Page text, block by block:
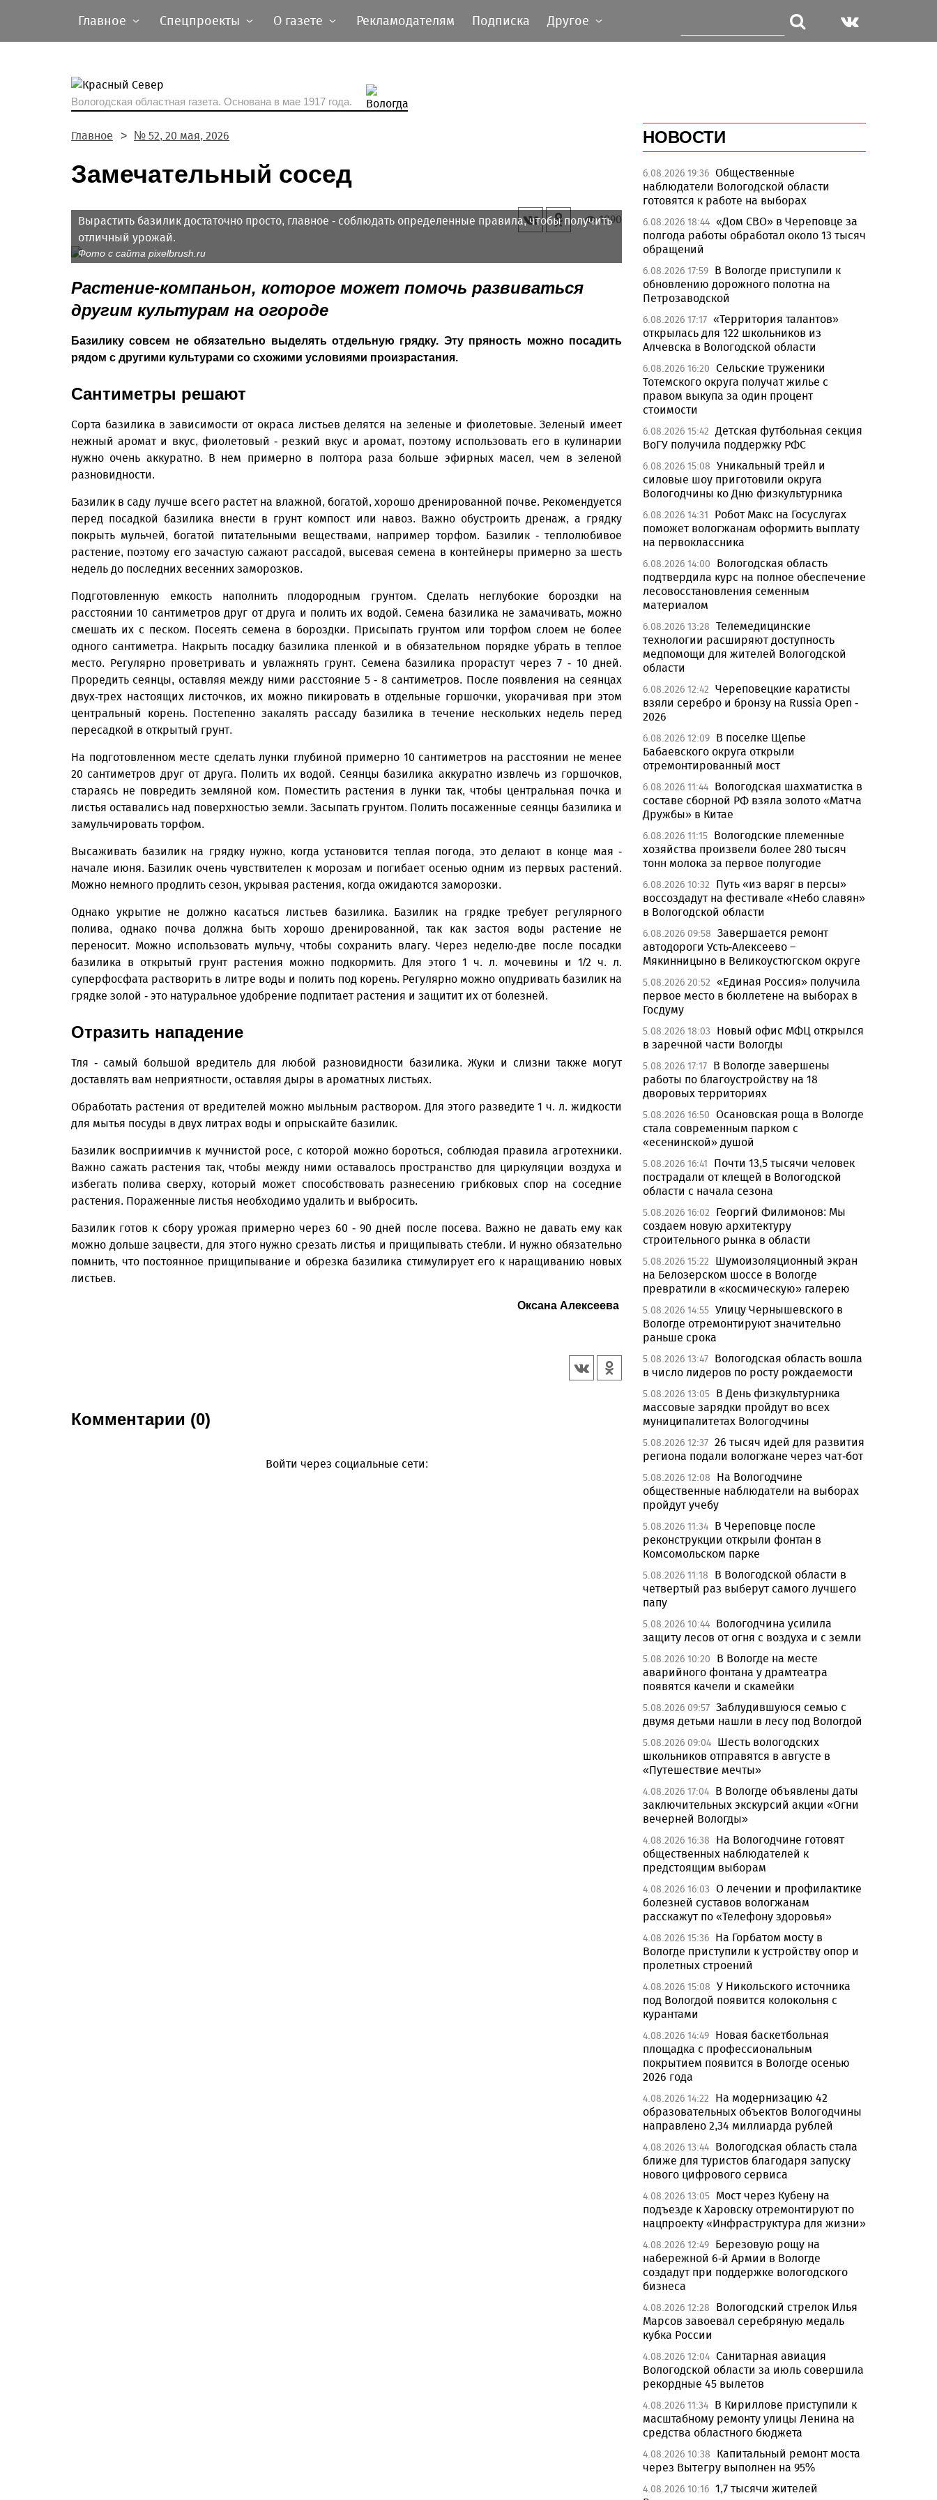
Главное Спецпроекты О газете Рекламодателям Подписка Другое
Вологодская областная газета. Основана в мае 1917 года.
Главное № 52, 20 мая, 2026
Замечательный сосед
1090
Вырастить базилик достаточно просто, главное - соблюдать определенные правила, чтобы получить
отличный урожай.
Фото с сайта pixelbrush.ru
Растение-компаньон, которое может помочь развиваться
другим культурам на огороде
Базилику совсем не обязательно выделять отдельную грядку. Эту пряность можно посадить
рядом с другими культурами со схожими условиями произрастания.
Сантиметры решают
Сорта базилика в зависимости от окраса листьев делятся на зеленые и фиолетовые. Зеленый имеет
нежный аромат и вкус, фиолетовый - резкий вкус и аромат, поэтому использовать его в кулинарии
нужно очень аккуратно. В нем примерно в полтора раза больше эфирных масел, чем в зеленой
разновидности.
Базилик в саду лучше всего растет на влажной, богатой, хорошо дренированной почве. Рекомендуется
перед посадкой базилика внести в грунт компост или навоз. Важно обустроить дренаж, а грядку
покрыть мульчей, богатой питательными веществами, например торфом. Базилик - теплолюбивое
растение, поэтому его зачастую сажают рассадой, высевая семена в контейнеры примерно за шесть
недель до последних весенних заморозков.
Подготовленную емкость наполнить плодородным грунтом. Сделать неглубокие бороздки на
расстоянии 10 сантиметров друг от друга и полить их водой. Семена базилика не замачивать, можно
смешать их с песком. Посеять семена в бороздки. Присыпать грунтом или торфом слоем не более
одного сантиметра. Накрыть посадку базилика пленкой и в обязательном порядке убрать в теплое
место. Регулярно проветривать и увлажнять грунт. Семена базилика прорастут через 7 - 10 дней.
Проредить сеянцы, оставляя между ними расстояние 5 - 8 сантиметров. После появления на сеянцах
двух-трех настоящих листочков, их можно пикировать в отдельные горшочки, укорачивая при этом
центральный корень. Постепенно закалять рассаду базилика в течение нескольких недель перед
пересадкой в открытый грунт.
На подготовленном месте сделать лунки глубиной примерно 10 сантиметров на расстоянии не менее
20 сантиметров друг от друга. Полить их водой. Сеянцы базилика аккуратно извлечь из горшочков,
стараясь не повредить земляной ком. Поместить растения в лунки так, чтобы центральная почка и
листья оставались над поверхностью земли. Засыпать грунтом. Полить посаженные сеянцы базилика и
замульчировать торфом.
Высаживать базилик на грядку нужно, когда установится теп­лая погода, это делают в конце мая -
начале июня. Базилик очень чувствителен к морозам и погибает осенью одним из первых растений.
Можно немного продлить сезон, укрывая растения, когда ожидаются заморозки.
Однако укрытие не должно касаться листьев базилика. Базилик на грядке требует регулярного
полива, однако почва должна быть хорошо дренированной, так как застоя воды растение не
переносит. Можно использовать мульчу, чтобы сохранить влагу. Через неделю-две после посадки
базилика в открытый грунт растения можно подкормить. Для этого 1 ч. л. мочевины и 1/2 ч. л.
суперфосфата растворить в литре воды и полить под корень. Регулярно можно опудривать базилик на
грядке золой - это натуральное удобрение подпитает растения и защитит их от болезней.
Отразить нападение
Тля - самый большой вредитель для любой разновидности базилика. Жуки и слизни также могут
доставлять вам неприятности, оставляя дыры в ароматных листьях.
Обработать растения от вредителей можно мыльным раствором. Для этого разведите 1 ч. л. жидкости
для мытья посуды в двух литрах воды и опрыскайте базилик.
Базилик восприимчив к мучнистой росе, с которой можно бороться, соблюдая правила агротехники.
Важно сажать растения так, чтобы между ними оставалось пространство для циркуляции воздуха и
избегать полива сверху, который может способствовать разнесению грибковых спор на соседние
растения. Пораженные листья необходимо удалить и выбросить.
Базилик готов к сбору урожая примерно через 60 - 90 дней после посева. Важно не давать ему как
можно дольше зацвести, для этого нужно срезать листья и прищипывать стебли. И нужно обязательно
помнить, что постоянное прищипывание и обрезка базилика стимулирует его к наращиванию новых
листьев.
Оксана Алексеева
Комментарии (0)
Войти через социальные сети:
НОВОСТИ
6.08.2026 19:36 Общественные
наблюдатели Вологодской области
готовятся к работе на выборах
6.08.2026 18:44 «Дом СВО» в Череповце за
полгода работы обработал около 13 тысяч
обращений
6.08.2026 17:59 В Вологде приступили к
обновлению дорожного полотна на
Петрозаводской
6.08.2026 17:17 «Территория талантов»
открылась для 122 школьников из
Алчевска в Вологодской области
6.08.2026 16:20 Сельские труженики
Тотемского округа получат жилье с
правом выкупа за один процент
стоимости
6.08.2026 15:42 Детская футбольная секция
ВоГУ получила поддержку РФС
6.08.2026 15:08 Уникальный трейл и
силовые шоу приготовили округа
Вологодчины ко Дню физкультурника
6.08.2026 14:31
Робот Макс на Госуслугах
поможет вологжанам оформить выплату
на первоклассника
6.08.2026 14:00
Вологодская область
подтвердила курс на полное обеспечение
лесовосстановления семенным
материалом
6.08.2026 13:28 Телемедицинские
технологии расширяют доступность
медпомощи для жителей Вологодской
области
6.08.2026 12:42 Череповецкие каратисты
взяли серебро и бронзу на Russia Open -
2026
6.08.2026 12:09 В поселке Щепье
Бабаевского округа открыли
отремонтированный мост
6.08.2026 11:44 Вологодская шахматистка в
составе сборной РФ взяла золото «Матча
Дружбы» в Китае
6.08.2026 11:15 Вологодские племенные
хозяйства произвели более 280 тысяч
тонн молока за первое полугодие
6.08.2026 10:32
Путь «из варяг в персы»
воссоздадут на фестивале «Небо славян»
в Вологодской области
6.08.2026 09:58 Завершается ремонт
автодороги Усть-Алексеево –
Мякинницыно в Великоустюгском округе
5.08.2026 20:52 «Единая Россия» получила
первое место в бюллетене на выборах в
Госдуму
5.08.2026 18:03
Новый офис МФЦ открылся
в заречной части Вологды
5.08.2026 17:17 В Вологде завершены
работы по благоустройству на 18
дворовых территориях
5.08.2026 16:50 Осановская роща в Вологде
стала современным парком с
«есенинской» душой
5.08.2026 16:41
Почти 13,5 тысячи человек
пострадали от клещей в Вологодской
области с начала сезона
5.08.2026 16:02
Георгий Филимонов: Мы
создаем новую архитектуру
строительного рынка в области
5.08.2026 15:22
Шумоизоляционный экран
на Белозерском шоссе в Вологде
превратили в «космическую» галерею
5.08.2026 14:55 Улицу Чернышевского в
Вологде отремонтируют значительно
раньше срока
5.08.2026 13:47 Вологодская область вошла
в число лидеров по росту рождаемости
5.08.2026 13:05 В День физкультурника
массовые зарядки пройдут во всех
муниципалитетах Вологодчины
5.08.2026 12:37 26 тысяч идей для развития
региона подали вологжане через чат-бот
5.08.2026 12:08
На Вологодчине
общественные наблюдатели на выборах
пройдут учебу
5.08.2026 11:34 В Череповце после
реконструкции открыли фонтан в
Комсомольском парке
5.08.2026 11:18
В Вологодской области в
четвертый раз выберут самого лучшего
папу
5.08.2026 10:44 Вологодчина усилила
защиту лесов от огня с воздуха и с земли
5.08.2026 10:20
В Вологде на месте
аварийного фонтана у драмтеатра
появятся качели и скамейки
5.08.2026 09:57 Заблудившуюся семью с
двумя детьми нашли в лесу под Вологдой
5.08.2026 09:04 Шесть вологодских
школьников отправятся в августе в
«Путешествие мечты»
4.08.2026 17:04 В Вологде объявлены даты
заключительных экскурсий акции «Огни
вечерней Вологды»
4.08.2026 16:38
На Вологодчине готовят
общественных наблюдателей к
предстоящим выборам
4.08.2026 16:03 О лечении и профилактике
болезней суставов вологжанам
расскажут по «Телефону здоровья»
4.08.2026 15:36 На Горбатом мосту в
Вологде приступили к устройству опор и
пролетных строений
4.08.2026 15:08 У Никольского источника
под Вологдой появится колокольня с
курантами
4.08.2026 14:49 Новая баскетбольная
площадка с профессиональным
покрытием появится в Вологде осенью
2026 года
4.08.2026 14:22
На модернизацию 42
образовательных объектов Вологодчины
направлено 2,34 миллиарда рублей
4.08.2026 13:44 Вологодская область стала
ближе для туристов благодаря запуску
нового цифрового сервиса
4.08.2026 13:05 Мост через Кубену на
подъезде к Харовску отремонтируют по
нацпроекту «Инфраструктура для жизни»
4.08.2026 12:49 Березовую рощу на
набережной 6-й Армии в Вологде
создадут при поддержке вологодского
бизнеса
4.08.2026 12:28
Вологодский стрелок Илья
Марсов завоевал серебряную медаль
кубка России
4.08.2026 12:04 Санитарная авиация
Вологодской области за июль совершила
рекордные 45 вылетов
4.08.2026 11:34 В Кириллове приступили к
масштабному ремонту улицы Ленина на
средства областного бюджета
4.08.2026 10:38
Капитальный ремонт моста
через Вытегру выполнен на 95%
4.08.2026 10:16 1,7 тысячи жителей